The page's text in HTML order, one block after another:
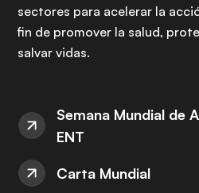
sectores para acelerar la
fin de promover la salud,
salvar vidas.
Semana Mundial de
ENT
Carta Mundial